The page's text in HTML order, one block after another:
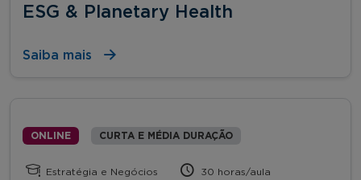
ESG & Planetary Health
Saiba mais
ONLINE CURTA E MÉDIA DURAÇÃO
Estratégia e Negócios 30 horas/aula